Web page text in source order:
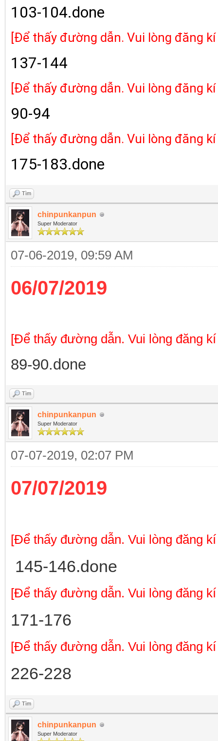
103-104.done
[Để thấy đường dẫn. Vui lòng đăng
137-144
[Để thấy đường dẫn. Vui lòng đăng
90-94
[Để thấy đường dẫn. Vui lòng đăng
175-183.done
Tìm
chinpunkanpun
Super Moderator
07-06-2019, 09:59 AM
06/07/2019
[Để thấy đường dẫn. Vui lòng đăng
89-90.done
Tìm
chinpunkanpun
Super Moderator
07-07-2019, 02:07 PM
07/07/2019
[Để thấy đường dẫn. Vui lòng đăng
145-146.done
[Để thấy đường dẫn. Vui lòng đăng
171-176
[Để thấy đường dẫn. Vui lòng đăng
226-228
Tìm
chinpunkanpun
Super Moderator